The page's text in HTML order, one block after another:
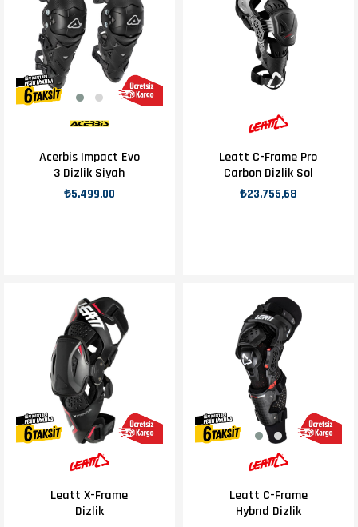
Acerbis Impact Evo
3 Dizlik Siyah
₺5.499,00
Leatt C-Frame Pro
Carbon Dizlik Sol
₺23.755,68
Leatt X-Frame
Dizlik
Leatt C-Frame
Hybrıd Dizlik